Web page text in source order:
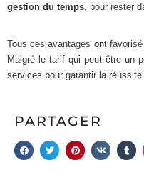
gestion du temps , pour rester
Tous ces avantages ont
Malgré le tarif qui peut être un
services pour garantir la réussite
PARTAGER